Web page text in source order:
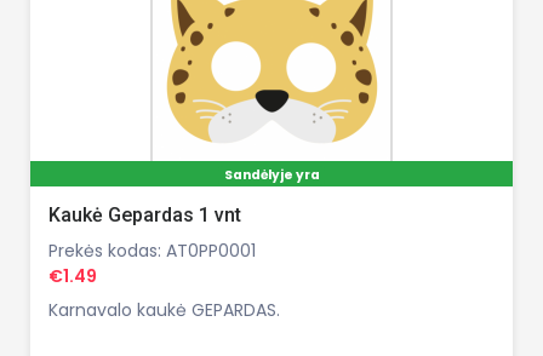
Sandėlyje yra
Kaukė Gepardas 1 vnt
Prekės kodas: AT0PP0001
€1.49
Karnavalo kaukė GEPARDAS.